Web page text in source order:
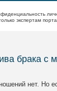
экспертам
брака с
нет. Но